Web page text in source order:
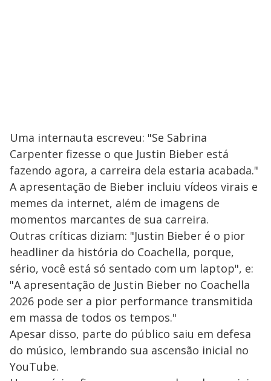
Uma internauta escreveu: "Se Sabrina
Carpenter fizesse o que Justin Bieber está
fazendo agora, a carreira dela estaria acabada."
A apresentação de Bieber incluiu vídeos virais e
memes da internet, além de imagens de
momentos marcantes de sua carreira.
Outras críticas diziam: "Justin Bieber é o pior
headliner da história do Coachella, porque,
sério, você está só sentado com um laptop", e:
"A apresentação de Justin Bieber no Coachella
2026 pode ser a pior performance transmitida
em massa de todos os tempos."
Apesar disso, parte do público saiu em defesa
do músico, lembrando sua ascensão inicial no
YouTube.